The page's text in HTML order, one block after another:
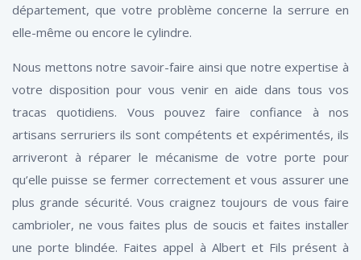
département, que votre problème concerne la serrure en
elle-même ou encore le cylindre.
Nous mettons notre savoir-faire ainsi que notre expertise à
votre disposition pour vous venir en aide dans tous vos
tracas quotidiens. Vous pouvez faire confiance à nos
artisans serruriers ils sont compétents et expérimentés, ils
arriveront à réparer le mécanisme de votre porte pour
qu’elle puisse se fermer correctement et vous assurer une
plus grande sécurité. Vous craignez toujours de vous faire
cambrioler, ne vous faites plus de soucis et faites installer
une porte blindée. Faites appel à Albert et Fils présent à